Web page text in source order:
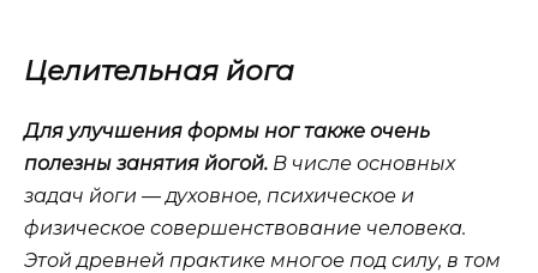
Целительная йога
Для улучшения формы ног также очень
полезны занятия йогой. В числе основных
задач йоги — духовное, психическое и
физическое совершенствование человека.
Этой древней практике многое под силу, в том